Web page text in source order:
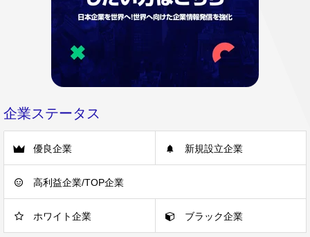
企業ステータス
優良企業 新規設立企業
高利益企業/TOP企業
ホワイト企業 ブラック企業